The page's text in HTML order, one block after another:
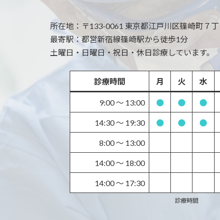
所在地： 〒133-0061 東京都江戸川区篠崎町７
最寄駅：都営新宿線篠崎駅から徒歩1分
土曜日・日曜日・祝日・休日診療しています。
診療時間 月 火 水
9:00 〜 13:00 ● ● ●
14:30 〜 19:30 ● ● ●
8:00 〜 13:00
14:00 〜 18:00
14:00 〜 17:30
診療時間